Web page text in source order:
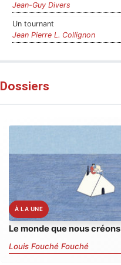
Jean-Guy Divers
Un tournant
Jean Pierre L. Collignon
Dossiers
Le monde que nous créons
Louis Fouché Fouché